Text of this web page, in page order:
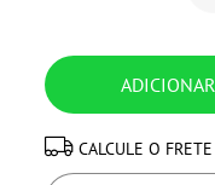
CALCULE O FRETE